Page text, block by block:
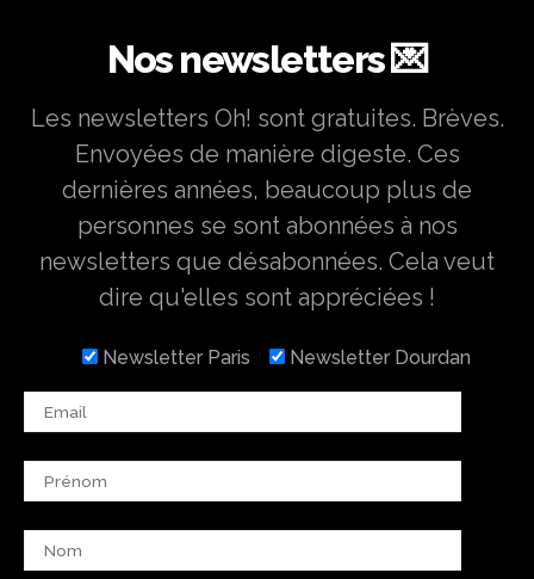
Nos newsletters 💌
Les newsletters Oh! sont gratuites. Brèves.
Envoyées de manière digeste. Ces
dernières années, beaucoup plus de
personnes se sont abonnées à nos
newsletters que désabonnées. Cela veut
dire qu'elles sont appréciées !
Newsletter Paris Newsletter Dourdan